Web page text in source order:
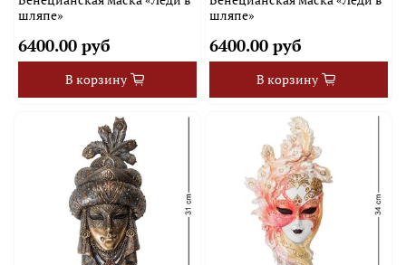
шляпе»
6400.00 руб
В корзину
шляпе»
6400.00 руб
В корзину